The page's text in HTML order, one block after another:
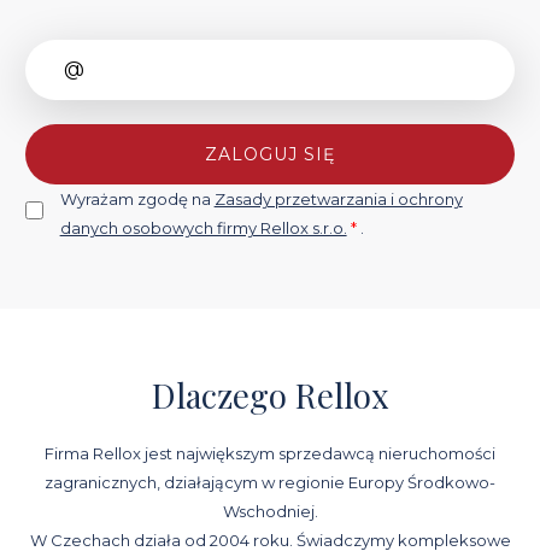
ZALOGUJ SIĘ
Wyrażam zgodę na Zasady przetwarzania i ochrony
danych osobowych firmy Rellox s.r.o. * .
Dlaczego Rellox
Firma Rellox jest największym sprzedawcą nieruchomości
zagranicznych, działającym w regionie Europy Środkowo-
Wschodniej.
W Czechach działa od 2004 roku. Świadczymy kompleksowe